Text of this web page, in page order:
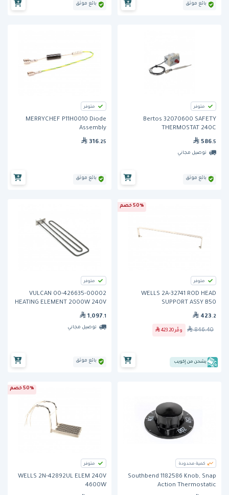
بائع موثق بائع موثق
متوفر
Bertos 32070600 SAFETY
THERMOSTAT 240C
586.5
توصيل مجاني
بائع موثق
متوفر
MERRYCHEF P11H0010 Diode
Assembly
316.25
بائع موثق
50% خصم
متوفر
WELLS 2A-32741 ROD HEAD
SUPPORT ASSY B50
423 .2
846.40 وفّر 423.20
يشحن من إكويب
متوفر
VULCAN 00-426635-00002
HEATING ELEMENT 2000W 240V
1,097 .1
توصيل مجاني
بائع موثق
كمية محدودة
Southbend 1182586 Knob, Snap
Action Thermostatic
50% خصم
متوفر
WELLS 2N-42892UL ELEM 240V
4600W